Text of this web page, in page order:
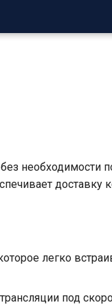
необходимости
легко
под